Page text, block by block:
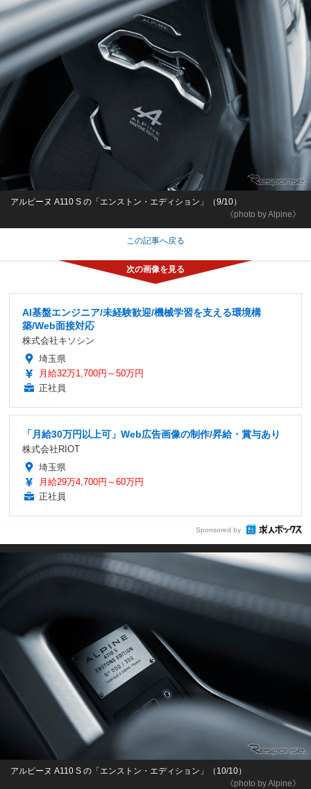
《photo by Alpine》
アルピーヌ A110 S の「エンストン・エディション」（9/10）
この記事へ戻る
AI基盤エンジニア/未経験歓迎/機械学習を支える環境構
築/Web面接対応
株式会社キソシン
埼玉県
月給32万1,700円～50万円
正社員
「月給30万円以上可」Web広告画像の制作/昇給・賞与あり
株式会社RIOT
埼玉県
月給29万4,700円～60万円
正社員
Sponsored by
《photo by Alpine》
アルピーヌ A110 S の「エンストン・エディション」（10/10）